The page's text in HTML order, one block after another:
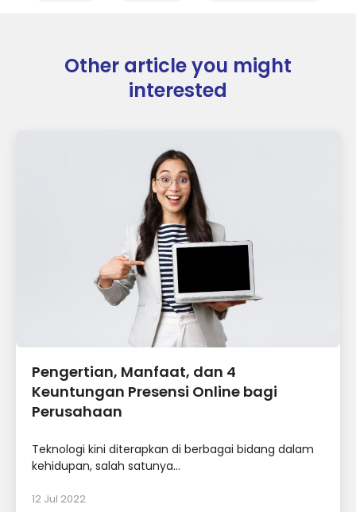
Other article you might
interested
Pengertian, Manfaat, dan 4
Keuntungan Presensi Online bagi
Perusahaan
Teknologi kini diterapkan di berbagai bidang dalam
kehidupan, salah satunya...
12 Jul 2022